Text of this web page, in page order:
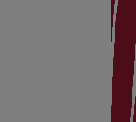
Ctra. Los
últimos catálogos
las promociones
descuentos en
tus compras en